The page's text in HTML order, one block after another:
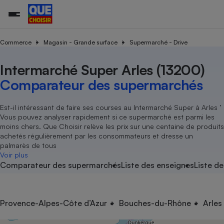
Commerce Magasin - Grande surface Supermarché - Drive
Intermarché Super Arles (13200)
Comparateur des supermarchés
Est-il intéressant de faire ses courses au Intermarché Super à Arles ’
Vous pouvez analyser rapidement si ce supermarché est parmi les
moins chers. Que Choisir relève les prix sur une centaine de produits
achetés régulièrement par les consommateurs et dresse un
palmarès de tous
Voir plus
Comparateur des supermarchésListe des enseignesListe
Provence-Alpes-Côte d’Azur Bouches-du-Rhône Arles
Additifs
Nutrition
Assurance auto
Magasin - Grande surface
Méthode de vente -
Organismes de défense
Système judiciairegratuit
Déchet
Achat - Vente - Travaux
Location
Sport
électrique
Démarche administrative
Senior
Service marchand
Train
Transport aérien
Toutes les actualités
Enquêtes
Guides d'achat
Conseils
Brèves
Tous les services
Soumettre un litige
Lettres types
Rencontrer une association locale
Tous nos combats
Nos actions
Nos grandes victoires
Les billets de la présidente
Nos associations locales
Nous rejoindre
En savoir plus sur Que Choisir Ensemble
nous ?
L’association
Nos missions
Notre méthodologie
Notre financement
Nos partenaires
Nous rejoindre